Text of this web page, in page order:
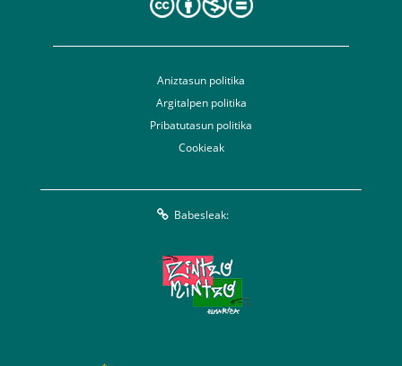
Aniztasun politika
Argitalpen politika
Pribatutasun politika
Cookieak
Babesleak: